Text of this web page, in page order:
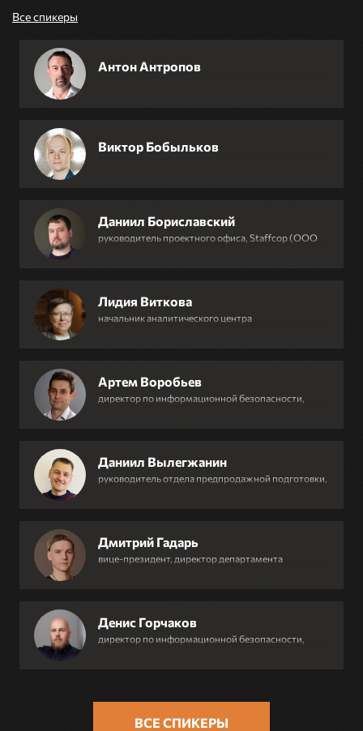
Все спикеры
Антон Антропов
Виктор Бобыльков
Даниил Бориславский
руководитель проектного офиса, Staffcop (ООО
Лидия Виткова
начальник аналитического центра
Артем Воробьев
директор по информационной безопасности,
Даниил Вылегжанин
руководитель отдела предпродажной подготовки,
Дмитрий Гадарь
вице-президент, директор департамента
Денис Горчаков
директор по информационной безопасности,
ВСЕ СПИКЕРЫ